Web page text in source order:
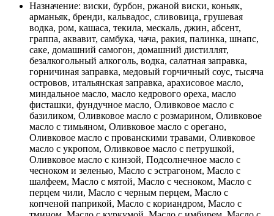
Назначение: виски, бурбон, ржаной виски, коньяк,
арманьяк, бренди, кальвадос, сливовица, грушевая
водка, ром, кашаса, текила, мескаль, джин, абсент,
граппа, аквавит, самбука, чача, ракия, палинка, шнапс,
саке, домашний самогон, домашний дистиллят,
безалкогольный алкоголь, водка, салатная заправка,
горничиная заправка, медовый горчичный соус, тысяча
островов, итальянская заправка, арахисовое масло,
миндальное масло, масло кедрового ореха, масло
фисташки, фундучное масло, Оливковое масло с
базиликом, Оливковое масло с розмарином, Оливковое
масло с тимьяном, Оливковое масло с орегано,
Оливковое масло с прованскими травами, Оливковое
масло с укропом, Оливковое масло с петрушкой,
Оливковое масло с кинзой, Подсолнечное масло с
чесноком и зеленью, Масло с эстрагоном, Масло с
шалфеем, Масло с мятой, Масло с чесноком, Масло с
перцем чили, Масло с черным перцем, Масло с
копченой паприкой, Масло с кориандром, Масло с